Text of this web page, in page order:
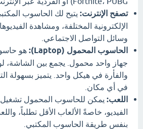
تصفح الإنترنت: يتيح لك الحاسوب
الإلكترونية المختلفة، ومشاهدة
وسائل التواصل الاجتماعي.
الحاسوب المحمول (Laptop):
هو
جهاز واحد محمول. يجمع بين الشاشة،
والفأرة في هيكل واحد. يتميز بسهولة
في أي مكان.
اللعب: يمكن للحاسوب المحمول تشغيل
الفيديو، خاصةً الألعاب الأقل تطلباً،
بنفس طريقة الحاسوب المكتبي.